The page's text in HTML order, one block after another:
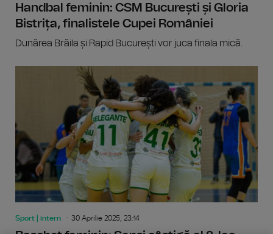
Handbal feminin: CSM București și Gloria
Bistrița, finalistele Cupei României
Dunărea Brăila și Rapid București vor juca finala mică.
Sport | intern 30 Aprilie 2025, 23:14